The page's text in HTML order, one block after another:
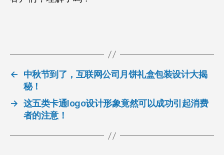
←
中秋节到了，互联网公司月饼礼盒包装设计大揭
秘！
→ 这五类卡通logo设计形象竟然可以成功引起消费
者的注意！